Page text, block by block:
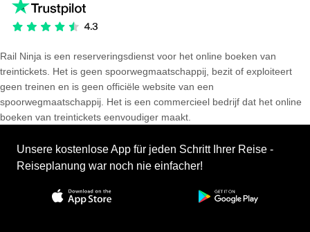
Rail Ninja is een reserveringsdienst voor het online boeken van
treintickets. Het is geen spoorwegmaatschappij, bezit of exploiteert
geen treinen en is geen officiële website van een
spoorwegmaatschappij. Het is een commercieel bedrijf dat het online
boeken van treintickets eenvoudiger maakt.
Unsere kostenlose App für jeden Schritt Ihrer Reise -
Reiseplanung war noch nie einfacher!